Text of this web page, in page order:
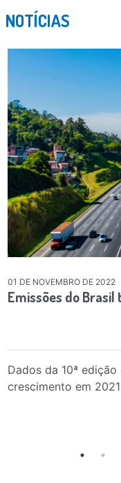
NOTÍCIAS
01 DE NOVEMBRO DE 2022
Emissões do Brasil
Dados da 10ª
crescimento em